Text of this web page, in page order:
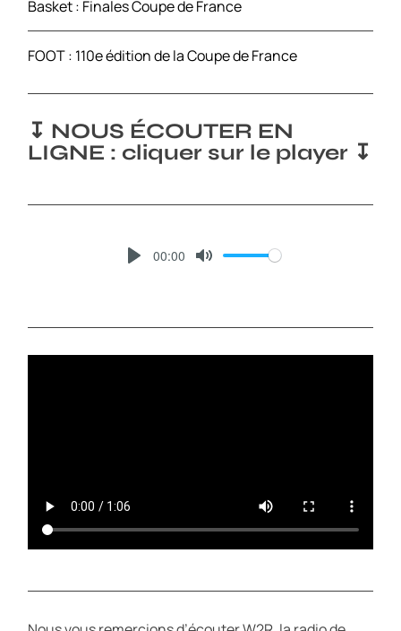
Basket : Finales Coupe de France
FOOT : 110e édition de la Coupe de France
↧ NOUS ÉCOUTER EN
LIGNE : cliquer sur le player ↧
A
00:00
T